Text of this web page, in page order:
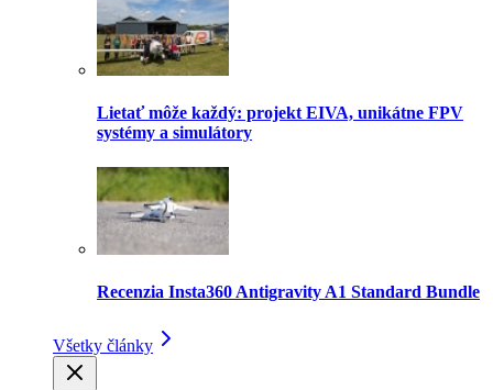
Lietať môže každý: projekt EIVA, unikátne FPV
systémy a simulátory
Recenzia Insta360 Antigravity A1 Standard Bundle
Všetky články